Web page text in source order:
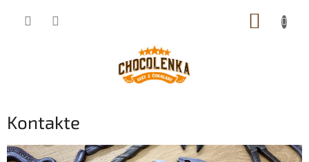
Kontakte